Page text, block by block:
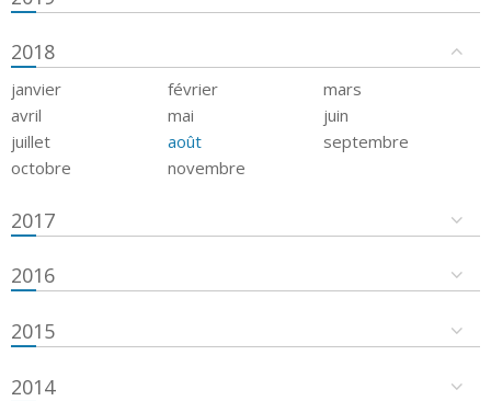
2018
janvier février
mars
avril
mai
juin
juillet
août
septembre
octobre
novembre
2017
2016
2015
2014